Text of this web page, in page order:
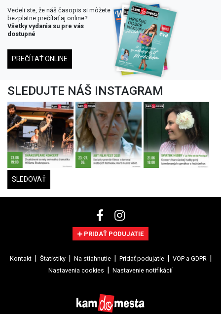
Vedeli ste, že náš časopis si môžete
bezplatne prečítať aj online?
Všetky vydania su pre vás
dostupné
PREČÍTAŤ ONLINE
SLEDUJTE NÁŠ INSTAGRAM
SLEDOVAŤ
PRIDAŤ PODUJATIE
Kontakt Štatistiky Na stiahnutie Pridať podujatie
VOP a GDPR
Nastavenia cookies
Nastavenie notifikácií